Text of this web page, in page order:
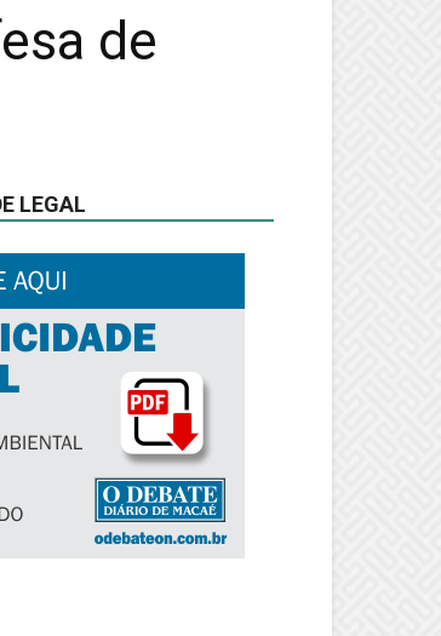
de
LEGAL